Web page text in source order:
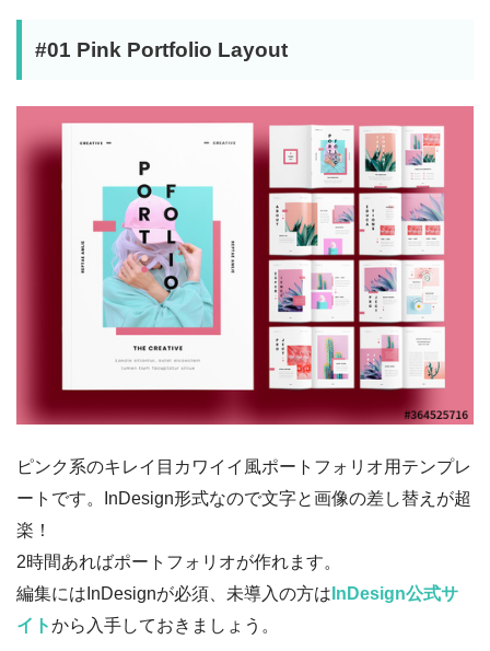
#01 Pink Portfolio Layout
ピンク系のキレイ目カワイイ風ポートフォリオ用テンプレ
ートです。InDesign形式なので文字と画像の差し替えが超
楽！
2時間あればポートフォリオが作れます。
編集にはInDesignが必須、未導入の方は InDesign公式サ
イトから入手しておきましょう。